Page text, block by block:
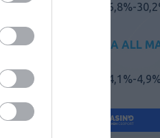
THM: 6,8%-
MAZDA ALL
THM: 4,1%-